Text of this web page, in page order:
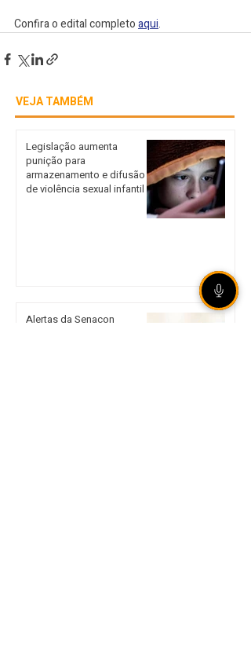
Confira o edital completo aqui.
VEJA TAMBÉM
Legislação aumenta
punição para
armazenamento e difusão
de violência sexual infantil
Alertas da Senacon